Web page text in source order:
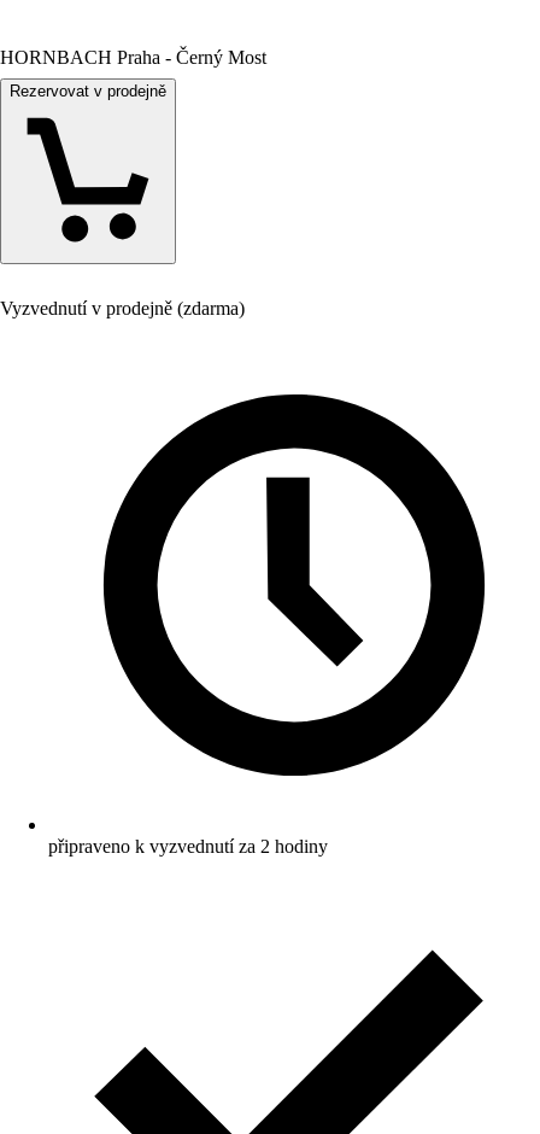
HORNBACH Praha - Černý Most
Rezervovat v prodejně
Vyzvednutí v prodejně (zdarma)
připraveno k vyzvednutí za 2 hodiny